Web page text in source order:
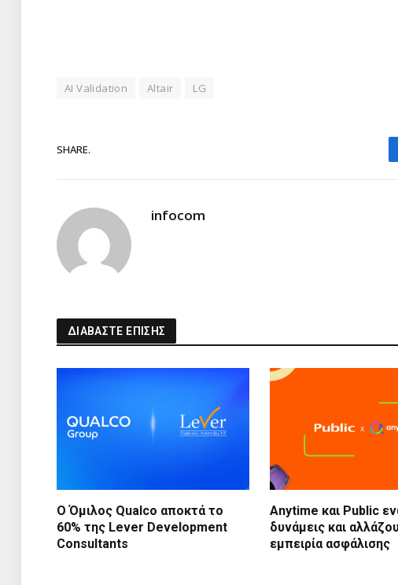
AI Validation Altair LG
SHARE.
infocom
ΔΙΑΒΑΣΤΕ ΕΠΙΣΗΣ
Ο Όμιλος Qualco αποκτά το
60% της Lever Development
Consultants
Anytime και Public
δυνάμεις και
εμπειρία ασφάλισης